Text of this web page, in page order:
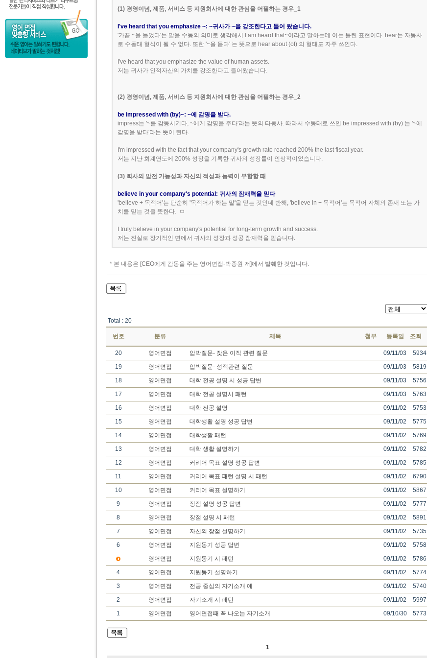
(1) 경영이념, 제품, 서비스 등 지원회사에 대한 관심을 어필하는 경우_1
I've heard that you emphasize ~: ~귀사가 ~을 강조한다고 들어 왔습니다.
'가끔 ~을 들었다'는 말을 수동의 의미로 생각해서 I am heard that~이라고 말하는데 이는 틀린 표현이다. hear는 자동사
로 수동태 형식이 될 수 없다. 또한 '~을 듣다' 는 뜻으로 hear about (of) 의 형태도 자주 쓰인다.
I've heard that you emphasize the value of human assets.
저는 귀사가 인적자산의 가치를 강조한다고 들어왔습니다.
(2) 경영이념, 제품, 서비스 등 지원회사에 대한 관심을 어필하는 경우_2
be impressed with (by)~: ~에 감명을 받다.
impress는 '~를 감동시키다, ~에게 감명을 주다'라는 뜻의 타동사. 따라서 수동태로 쓰인 be impressed with (by) 는 '~에
감명을 받다'라는 뜻이 된다.
I'm impressed with the fact that your company's growth rate reached 200% the last fiscal year.
저는 지난 회계연도에 200% 성장을 기록한 귀사의 성장률이 인상적이었습니다.
(3) 회사의 발전 가능성과 자신의 적성과 능력이 부합할 때
believe in your company's potential: 귀사의 잠재력을 믿다
'believe + 목적어'는 단순히 '목적어가 하는 말'을 믿는 것인데 반해, 'believe in + 목적어'는 목적어 자체의 존재 또는 가
치를 믿는 것을 뜻한다. ㅁ
I truly believe in your company's potential for long-term growth and success.
저는 진실로 장기적인 면에서 귀사의 성장과 성공 잠재력을 믿습니다.
* 본 내용은 [CEO에게 감동을 주는 영어면접-박종원 저]에서 발췌한 것입니다.
Total : 20
번호 분류 제목 첨부 등록일 조회
20 영어면접 압박질문- 잦은 이직 관련 질문 09/11/03
5934
19
영어면접 압박질문- 성적관련 질문 09/11/03
5819
18
영어면접 대학 전공 설명 시 성공 답변 09/11/03
5756
17
영어면접 대학 전공 설명시 패턴 09/11/03
5763
16
영어면접 대학 전공 설명 09/11/02
5753
15
영어면접 대학생활 설명 성공 답변 09/11/02
5775
14
영어면접 대학생활 패턴 09/11/02
5769
13
영어면접 대학 생활 설명하기 09/11/02
5782
12
영어면접 커리어 목표 설명 성공 답변 09/11/02
5785
11
영어면접 커리어 목표 패턴 설명 시 패턴 09/11/02
6790
10
영어면접 커리어 목표 설명하기 09/11/02
5867
9
영어면접 장점 설명 성공 답변 09/11/02
5777
8
영어면접 장점 설명 시 패턴 09/11/02
5891
7
영어면접 자신의 장점 설명하기 09/11/02
5735
6
영어면접 지원동기 성공 답변 09/11/02
5758
영어면접
지원동기 시 패턴 09/11/02
5786
4
영어면접 지원동기 설명하기 09/11/02
5774
3
영어면접 전공 중심의 자기소개 예 09/11/02
5740
2
영어면접 자기소개 시 패턴 09/11/02
5997
1
영어면접 영어면접때 꼭 나오는 자기소개 09/10/30 5773
1